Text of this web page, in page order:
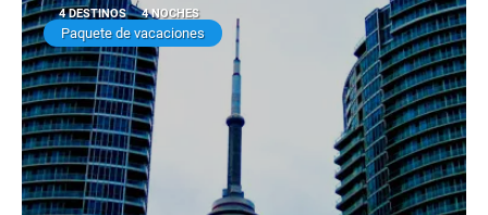
4 DESTINOS 4 NOCHES
Paquete de vacaciones